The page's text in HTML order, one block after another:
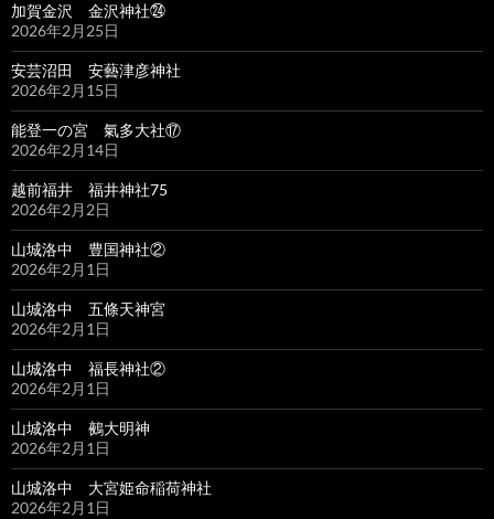
加賀金沢 金沢神社㉔
2026年2月25日
安芸沼田 安藝津彦神社
2026年2月15日
能登一の宮 氣多大社⑰
2026年2月14日
越前福井 福井神社75
2026年2月2日
山城洛中 豊国神社②
2026年2月1日
山城洛中 五條天神宮
2026年2月1日
山城洛中 福長神社②
2026年2月1日
山城洛中 鵺大明神
2026年2月1日
山城洛中 大宮姫命稲荷神社
2026年2月1日